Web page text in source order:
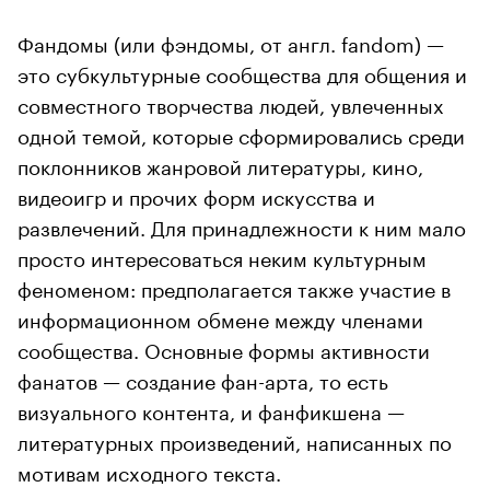
Фандомы (или фэндомы, от англ. fandom) —
это субкультурные сообщества для общения и
совместного творчества людей, увлеченных
одной темой, которые сформировались среди
поклонников жанровой литературы, кино,
видеоигр и прочих форм искусства и
развлечений. Для принадлежности к ним мало
просто интересоваться неким культурным
феноменом: предполагается также участие в
информационном обмене между членами
сообщества. Основные формы активности
фанатов — создание фан-арта, то есть
визуального контента, и фанфикшена —
литературных произведений, написанных по
мотивам исходного текста.